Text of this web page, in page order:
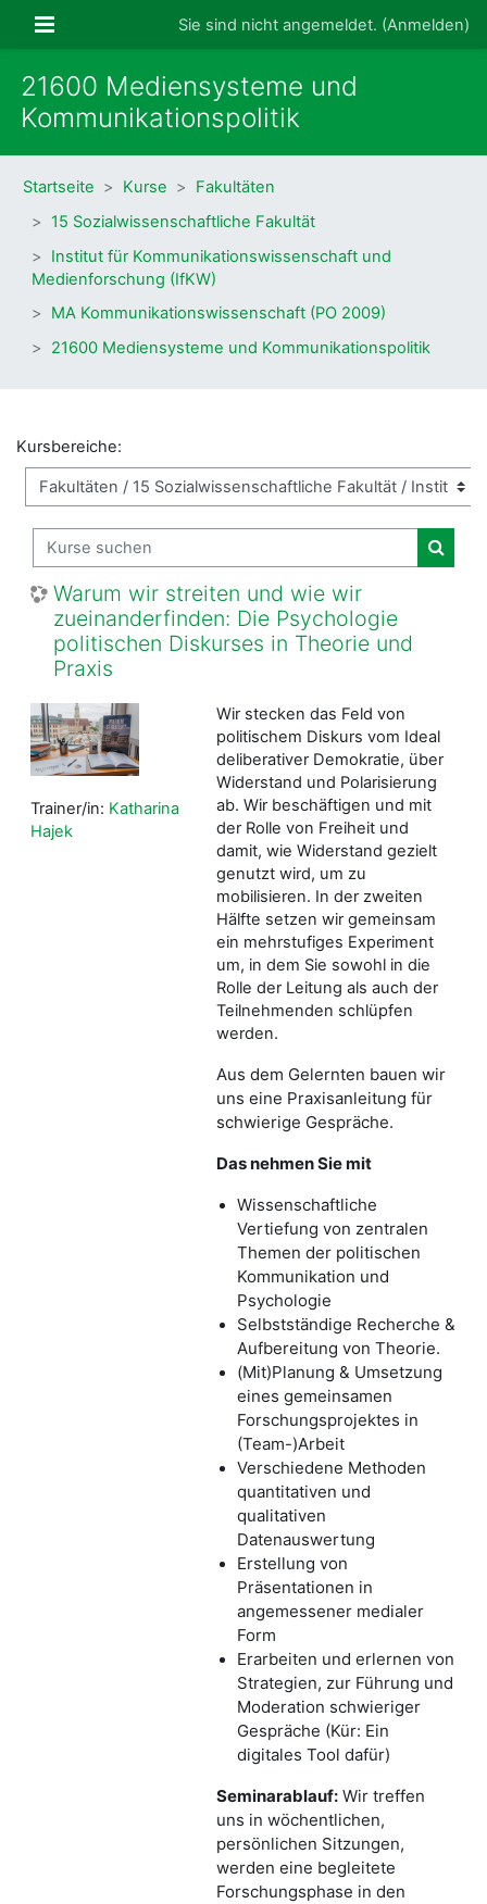
Website-ÜbersichtSie sind nicht angemeldet. (Anmelden)
21600 Mediensysteme und
Kommunikationspolitik
Startseite Kurse
Fakultäten
15 Sozialwissenschaftliche Fakultät
Institut für Kommunikationswissenschaft und
Medienforschung (IfKW)
MA Kommunikationswissenschaft (PO 2009)
21600 Mediensysteme und Kommunikationspolitik
Kursbereiche:
Kurse suchen
Kurse
Warum wir streiten und wie wir
zueinanderfinden: Die Psychologie
politischen Diskurses in Theorie und
Praxis
Wir stecken das Feld von
politischem Diskurs vom Ideal
deliberativer Demokratie, über
Widerstand und Polarisierung
ab. Wir beschäftigen und mit
der Rolle von Freiheit und
damit, wie Widerstand gezielt
genutzt wird, um zu
mobilisieren. In der zweiten
Hälfte setzen wir gemeinsam
ein mehrstufiges Experiment
um, in dem Sie sowohl in die
Rolle der Leitung als auch der
Teilnehmenden schlüpfen
werden.
Aus dem Gelernten bauen wir
uns eine Praxisanleitung für
schwierige Gespräche.
Das nehmen Sie mit
Wissenschaftliche
Vertiefung von zentralen
Themen der politischen
Kommunikation und
Psychologie
Selbstständige Recherche &
Aufbereitung von Theorie.
(Mit)Planung & Umsetzung
eines gemeinsamen
Forschungsprojektes in
(Team-)Arbeit
Verschiedene Methoden
quantitativen und
qualitativen
Datenauswertung
Erstellung von
Präsentationen in
angemessener medialer
Form
Erarbeiten und erlernen von
Strategien, zur Führung und
Moderation schwieriger
Gespräche (Kür: Ein
digitales Tool dafür)
Seminarablauf: Wir treffen
uns in wöchentlichen,
persönlichen Sitzungen,
werden eine begleitete
Forschungsphase in den
Trainer/in: Katharina
Hajek